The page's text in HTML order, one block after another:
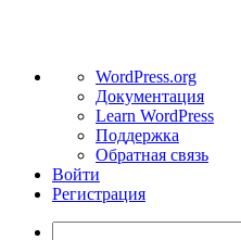
WordPress
WordPress.org
Документация
Learn WordPress
Поддержка
Обратная связь
Войти
Регистрация